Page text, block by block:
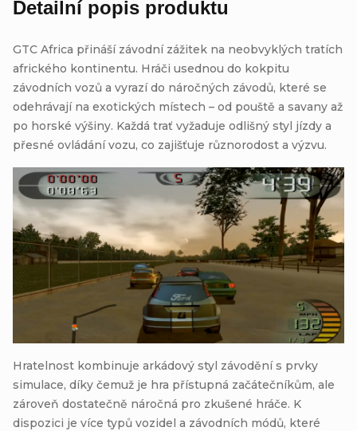
Detailní popis produktu
GTC Africa přináší závodní zážitek na neobvyklých tratích
afrického kontinentu. Hráči usednou do kokpitu
závodních vozů a vyrazí do náročných závodů, které se
odehrávají na exotických místech – od pouště a savany až
po horské výšiny. Každá trať vyžaduje odlišný styl jízdy a
přesné ovládání vozu, co zajišťuje různorodost a výzvu.
Hratelnost kombinuje arkádový styl závodění s prvky
simulace, díky čemuž je hra přístupná začátečníkům, ale
zároveň dostatečně náročná pro zkušené hráče. K
dispozici je více typů vozidel a závodních módů, které